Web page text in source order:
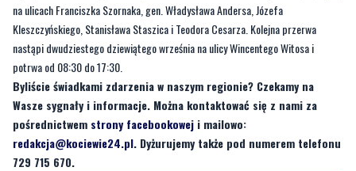
na ulicach Franciszka Szornaka, gen. Władysława Andersa, Józefa
Kleszczyńskiego, Stanisława Staszica i Teodora Cesarza. Kolejna przerwa
nastąpi dwudziestego dziewiątego września na ulicy Wincentego Witosa i
potrwa od 08:30 do 17:30.
Byliście świadkami zdarzenia w naszym regionie? Czekamy na
Wasze sygnały i informacje. Można kontaktować się z nami za
pośrednictwem strony facebookowej i mailowo:
redakcja@kociewie24.pl. Dyżurujemy także pod numerem telefonu
729 715 670.